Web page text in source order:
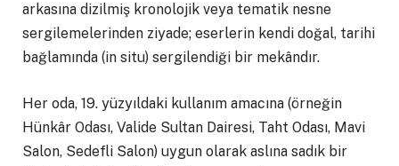
arkasına dizilmiş kronolojik veya tematik nesne
sergilemelerinden ziyade; eserlerin kendi doğal, tarihi
bağlamında (in situ) sergilendiği bir mekândır.
Her oda, 19. yüzyıldaki kullanım amacına (örneğin
Hünkâr Odası, Valide Sultan Dairesi, Taht Odası, Mavi
Salon, Sedefli Salon) uygun olarak aslına sadık bir